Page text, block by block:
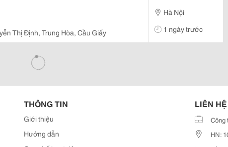
Thị Định, Trung Hòa, Cầu Giấy
Hà Nội
1 ngày trước
THÔNG TIN
Giới thiệu
Hướng dẫn
LIÊN HỆ
Công
HN: